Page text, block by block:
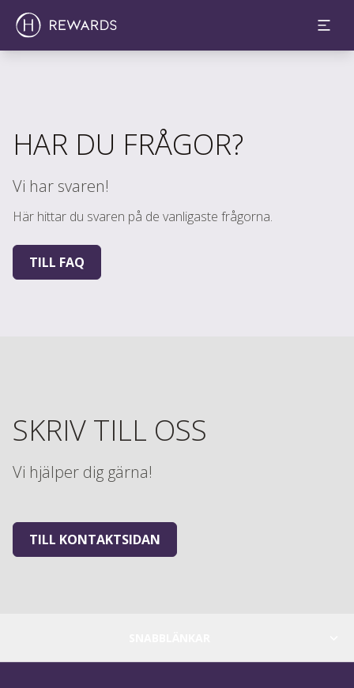
HAR DU FRÅGOR?
Vi har svaren!
Här hittar du svaren på de vanligaste frågorna.
TILL FAQ
SKRIV TILL OSS
Vi hjälper dig gärna!
TILL KONTAKTSIDAN